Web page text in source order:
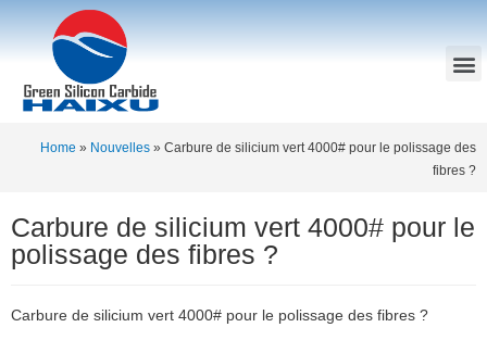
Home » Nouvelles » Carbure de silicium vert 4000# pour le polissage des
fibres ?
Carbure de silicium vert 4000# pour le
polissage des fibres ?
Carbure de silicium vert 4000# pour le polissage des fibres ?